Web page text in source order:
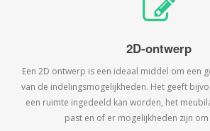
2D-ontwerp
Een 2D ontwerp is een ideaal middel om een
van de indelingsmogelijkheden. Het geeft
een ruimte ingedeeld kan worden, het
past en of er mogelijkheden zijn